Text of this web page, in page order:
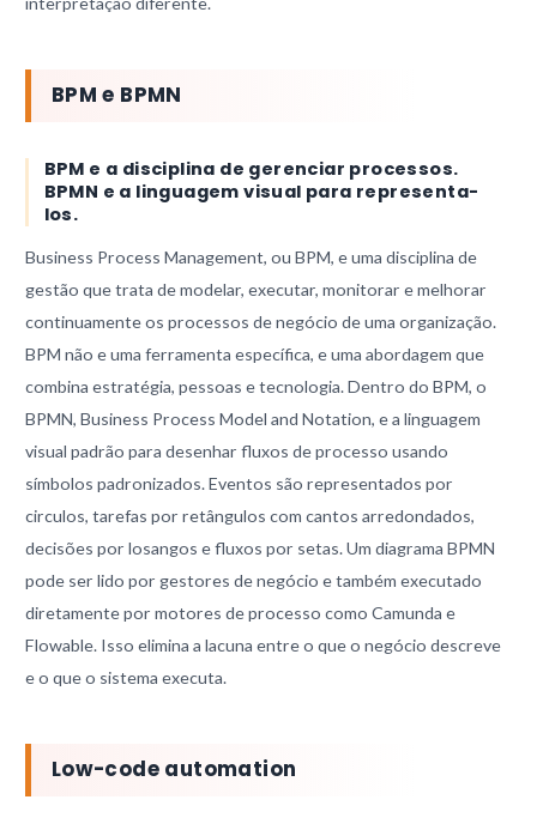
BPM e BPMN
BPM e a disciplina de gerenciar processos.
BPMN e a linguagem visual para representa-
los.
Business Process Management, ou BPM, e uma disciplina de
gestão que trata de modelar, executar, monitorar e melhorar
continuamente os processos de negócio de uma organização.
BPM não e uma ferramenta específica, e uma abordagem que
combina estratégia, pessoas e tecnologia. Dentro do BPM, o
BPMN, Business Process Model and Notation, e a linguagem
visual padrão para desenhar fluxos de processo usando
símbolos padronizados. Eventos são representados por
circulos, tarefas por retângulos com cantos arredondados,
decisões por losangos e fluxos por setas. Um diagrama BPMN
pode ser lido por gestores de negócio e também executado
diretamente por motores de processo como Camunda e
Flowable. Isso elimina a lacuna entre o que o negócio descreve
e o que o sistema executa.
Low-code automation